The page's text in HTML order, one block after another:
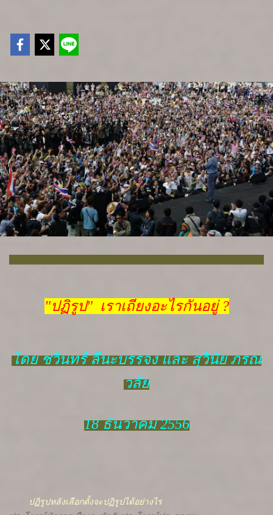
"ปฏิรูป" เราเถียงอะไรกันอยู่ ?
โดย ชวินทร์ ลีนะบรรจง และ สุวินัย ภรณ
วลัย
18 ธันวาคม 2556
ปฏิรูปหลังเลือกตั้งจะปฏิรูปได้อย่างไร